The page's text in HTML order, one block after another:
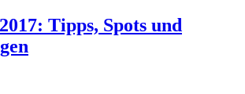
Tipps, Spots und